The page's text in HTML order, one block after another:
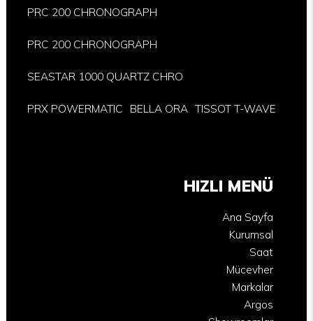
PRC 200 CHRONOGRAPH
PRC 200 CHRONOGRAPH
SEASTAR 1000 QUARTZ CHRO
PRX POWERMATIC BELLA ORA TISSOT T-WAVE
HIZLI MENÜ
Ana Sayfa
Kurumsal
Saat
Mücevher
Markalar
Argos